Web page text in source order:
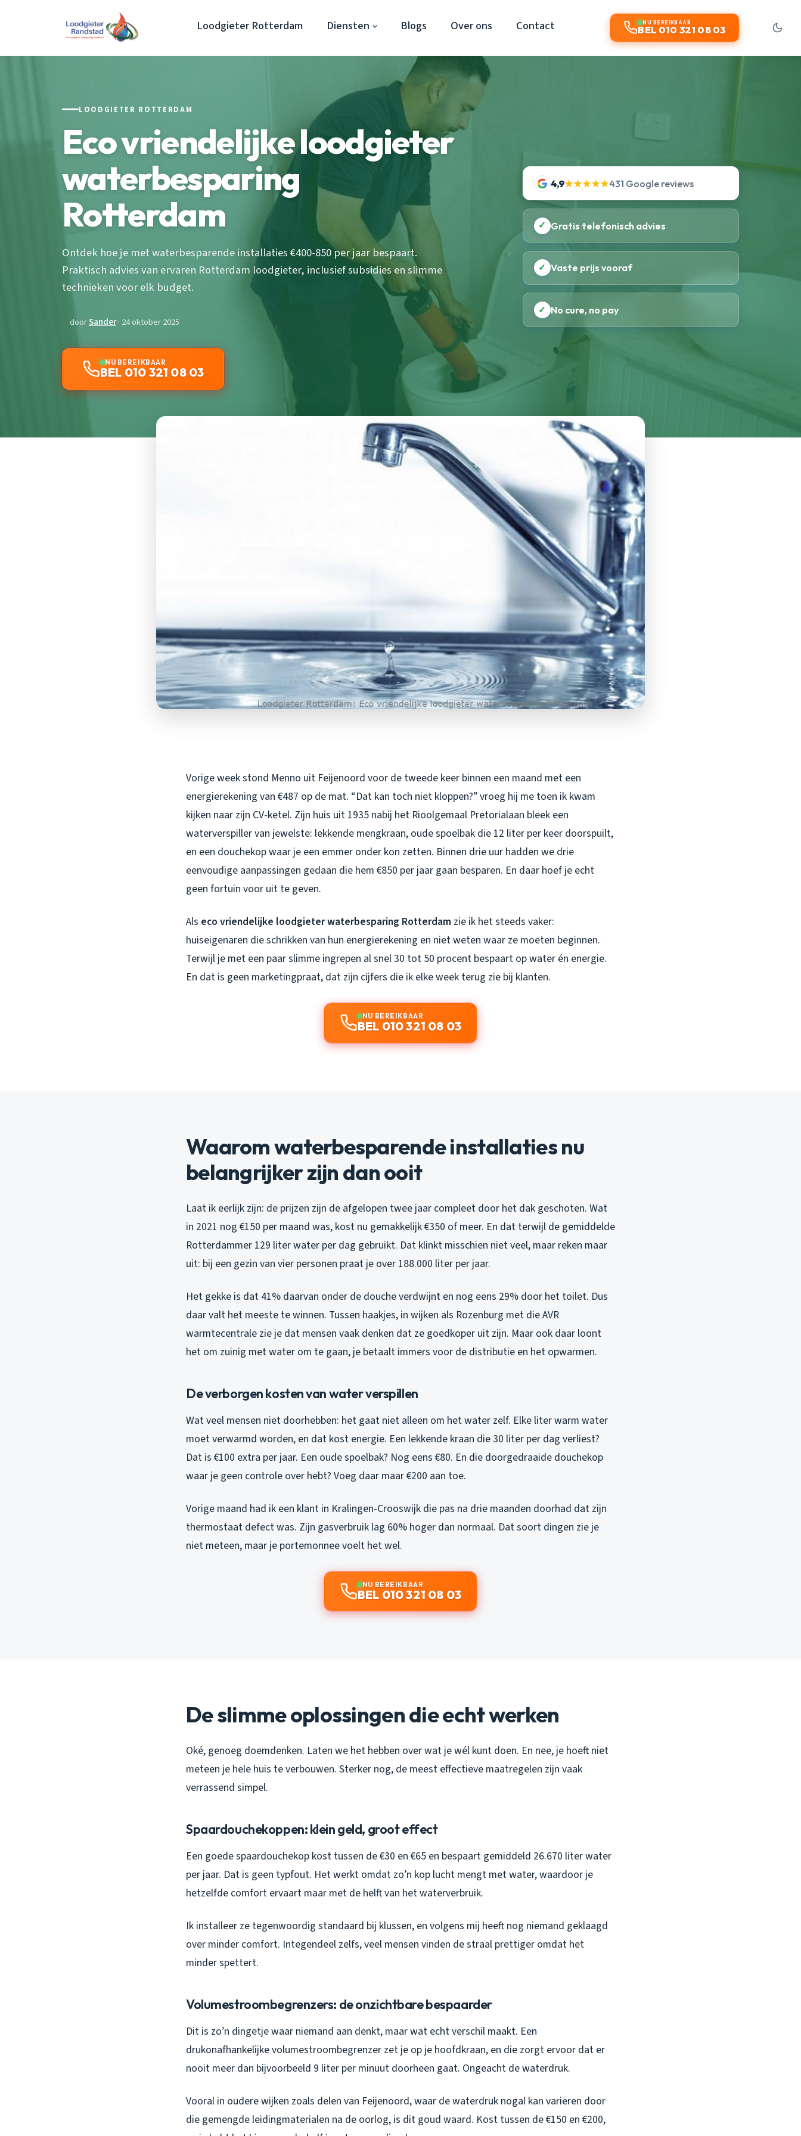
Loodgieter Rotterdam Diensten Blogs Over ons Contact NU BEREIKBAAR
BEL 010 321 08 03
LOODGIETER ROTTERDAM
Eco vriendelijke loodgieter
waterbesparing
Rotterdam
Ontdek hoe je met waterbesparende installaties €400-850 per jaar bespaart.
Praktisch advies van ervaren Rotterdam loodgieter, inclusief subsidies en slimme
technieken voor elk budget.
doorSander· 24 oktober 2025
NU BEREIKBAAR
BEL 010 321 08 03
4,9★★★★★431 Google reviews
✓ Gratis telefonisch advies
✓ Vaste prijs vooraf
✓ No cure, no pay
Vorige week stond Menno uit Feijenoord voor de tweede keer binnen een maand met een
energierekening van €487 op de mat. “Dat kan toch niet kloppen?” vroeg hij me toen ik kwam
kijken naar zijn CV-ketel. Zijn huis uit 1935 nabij het Rioolgemaal Pretorialaan bleek een
waterverspiller van jewelste: lekkende mengkraan, oude spoelbak die 12 liter per keer doorspuilt,
en een douchekop waar je een emmer onder kon zetten. Binnen drie uur hadden we drie
eenvoudige aanpassingen gedaan die hem €850 per jaar gaan besparen. En daar hoef je echt
geen fortuin voor uit te geven.
Als eco vriendelijke loodgieter waterbesparing Rotterdam zie ik het steeds vaker:
huiseigenaren die schrikken van hun energierekening en niet weten waar ze moeten beginnen.
Terwijl je met een paar slimme ingrepen al snel 30 tot 50 procent bespaart op water én energie.
En dat is geen marketingpraat, dat zijn cijfers die ik elke week terug zie bij klanten.
NU BEREIKBAAR
BEL 010 321 08 03
Waarom waterbesparende installaties nu
belangrijker zijn dan ooit
Laat ik eerlijk zijn: de prijzen zijn de afgelopen twee jaar compleet door het dak geschoten. Wat
in 2021 nog €150 per maand was, kost nu gemakkelijk €350 of meer. En dat terwijl de gemiddelde
Rotterdammer 129 liter water per dag gebruikt. Dat klinkt misschien niet veel, maar reken maar
uit: bij een gezin van vier personen praat je over 188.000 liter per jaar.
Het gekke is dat 41% daarvan onder de douche verdwijnt en nog eens 29% door het toilet. Dus
daar valt het meeste te winnen. Tussen haakjes, in wijken als Rozenburg met die AVR
warmtecentrale zie je dat mensen vaak denken dat ze goedkoper uit zijn. Maar ook daar loont
het om zuinig met water om te gaan, je betaalt immers voor de distributie en het opwarmen.
De verborgen kosten van water verspillen
Wat veel mensen niet doorhebben: het gaat niet alleen om het water zelf. Elke liter warm water
moet verwarmd worden, en dat kost energie. Een lekkende kraan die 30 liter per dag verliest?
Dat is €100 extra per jaar. Een oude spoelbak? Nog eens €80. En die doorgedraaide douchekop
waar je geen controle over hebt? Voeg daar maar €200 aan toe.
Vorige maand had ik een klant in Kralingen-Crooswijk die pas na drie maanden doorhad dat zijn
thermostaat defect was. Zijn gasverbruik lag 60% hoger dan normaal. Dat soort dingen zie je
niet meteen, maar je portemonnee voelt het wel.
NU BEREIKBAAR
BEL 010 321 08 03
De slimme oplossingen die echt werken
Oké, genoeg doemdenken. Laten we het hebben over wat je wél kunt doen. En nee, je hoeft niet
meteen je hele huis te verbouwen. Sterker nog, de meest effectieve maatregelen zijn vaak
verrassend simpel.
Spaardouchekoppen: klein geld, groot effect
Een goede spaardouchekop kost tussen de €30 en €65 en bespaart gemiddeld 26.670 liter water
per jaar. Dat is geen typfout. Het werkt omdat zo’n kop lucht mengt met water, waardoor je
hetzelfde comfort ervaart maar met de helft van het waterverbruik.
Ik installeer ze tegenwoordig standaard bij klussen, en volgens mij heeft nog niemand geklaagd
over minder comfort. Integendeel zelfs, veel mensen vinden de straal prettiger omdat het
minder spettert.
Volumestroombegrenzers: de onzichtbare bespaarder
Dit is zo’n dingetje waar niemand aan denkt, maar wat echt verschil maakt. Een
drukonafhankelijke volumestroombegrenzer zet je op je hoofdkraan, en die zorgt ervoor dat er
nooit meer dan bijvoorbeeld 9 liter per minuut doorheen gaat. Ongeacht de waterdruk.
Vooral in oudere wijken zoals delen van Feijenoord, waar de waterdruk nogal kan variëren door
die gemengde leidingmaterialen na de oorlog, is dit goud waard. Kost tussen de €150 en €200,